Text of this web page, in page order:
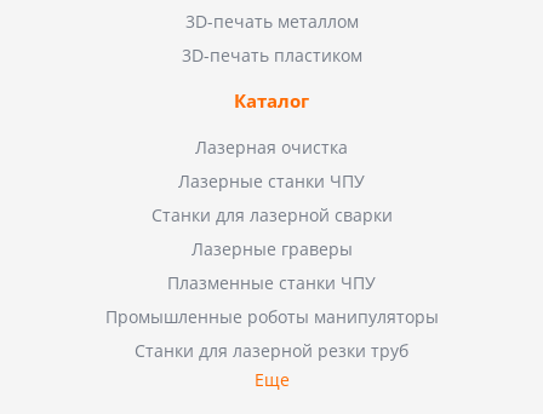
3D-печать металлом
3D-печать пластиком
Каталог
Лазерная очистка
Лазерные станки ЧПУ
Станки для лазерной сварки
Лазерные граверы
Плазменные станки ЧПУ
Промышленные роботы манипуляторы
Станки для лазерной резки труб
Еще